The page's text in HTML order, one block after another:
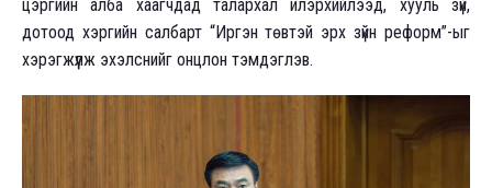
цэргийн алба хаагчдад талархал илэрхийлээд, хууль зүй,
дотоод хэргийн салбарт “Иргэн төвтэй эрх зүйн реформ”-ыг
хэрэгжүүлж эхэлснийг онцлон тэмдэглэв.